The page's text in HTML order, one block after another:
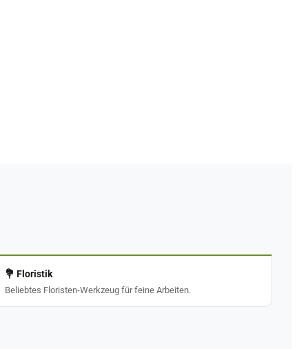
💐 Floristik
Beliebtes Floristen-Werkzeug für feine Arbeiten.